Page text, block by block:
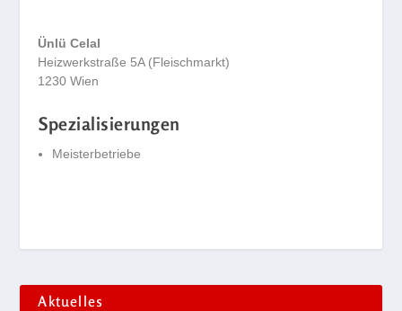
Ünlü Celal
Heizwerkstraße 5A (Fleischmarkt)
1230 Wien
Spezialisierungen
Meisterbetriebe
Aktuelles